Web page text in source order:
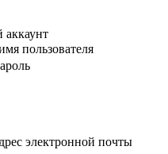
аккаунт
пользователя
электронной почты